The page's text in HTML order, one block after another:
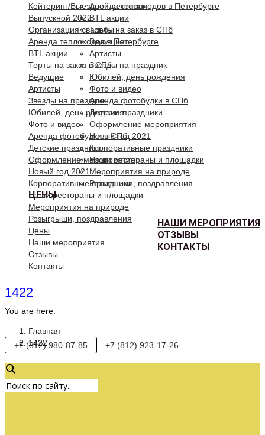
Аренда теплоходов в Петербурге
BTL акции
Торты на заказ в СПб
Ведущие
Артисты
Звезды на праздник
Юбилей, день рождения
Фото и видео
Аренда фотобудки в СПб
Детские праздники
Оформление мероприятия
Новый год 2021
Корпоративные праздники
Наши рестораны и площадки
Мероприятия на природе
Розыгрыши, поздравления
ЦЕНЫ
НАШИ МЕРОПРИЯТИЯ
ОТЗЫВЫ
КОНТАКТЫ
Кейтеринг/Выездной ресторан
Выпускной 2022
Организация свадьбы
Аренда теплоходов в Петербурге
BTL акции
Торты на заказ в СПб
Ведущие
Артисты
Звезды на праздник
Юбилей, день рождения
Фото и видео
Аренда фотобудки в СПб
Детские праздники
Оформление мероприятия
Новый год 2021
Корпоративные праздники
Наши рестораны и площадки
Мероприятия на природе
Розыгрыши, поздравления
Цены
Наши мероприятия
Отзывы
Контакты
1422
You are here:
Главная
1422
+7 (812) 980-87-85 +7 (812) 923-17-26